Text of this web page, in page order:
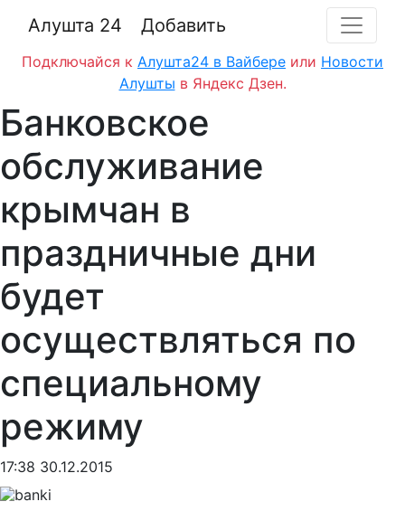
Алушта 24 Добавить
Подключайся к Алушта24 в Вайбере или Новости
Алушты в Яндекс Дзен.
Банковское
обслуживание
крымчан в
праздничные дни
будет
осуществляться по
специальному
режиму
17:38 30.12.2015